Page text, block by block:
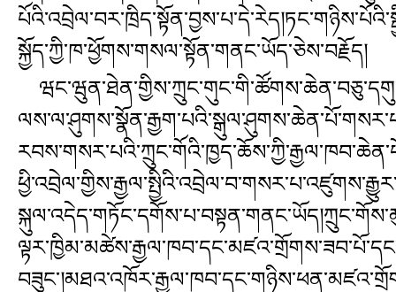
སྐྱོད་ཀྱི་ཁ་ཕྱོགས་གསལ་སྟོན་གནང་ཡོད་ཅེས་བརྗོད།